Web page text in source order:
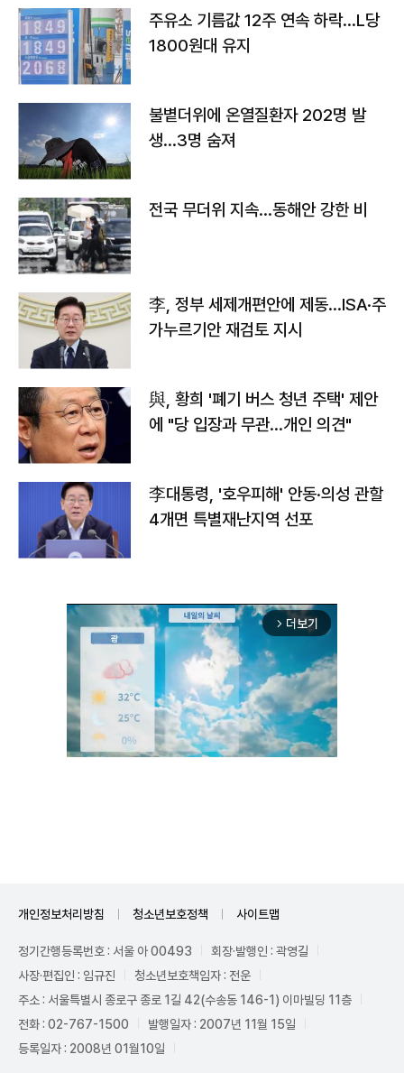
주유소 기름값 12주 연속 하락…L당
1800원대 유지
불볕더위에 온열질환자 202명 발
생…3명 숨져
전국 무더위 지속…동해안 강한 비
李, 정부 세제개편안에 제동…ISA·주
가누르기안 재검토 지시
與, 황희 '폐기 버스 청년 주택' 제안
에 "당 입장과 무관…개인 의견"
李대통령, '호우피해' 안동·의성 관할
4개면 특별재난지역 선포
arrow_forward_ios 더보기
개인정보처리방침 청소년보호정책 사이트맵
정기간행등록번호 : 서울 아 00493
회장·발행인 : 곽영길
사장·편집인 : 임규진
청소년보호책임자 : 전운
주소 : 서울특별시 종로구 종로 1길 42(수송동 146-1) 이마빌딩 11층
전화 : 02-767-1500
발행일자 : 2007년 11월 15일
등록일자 : 2008년 01월10일